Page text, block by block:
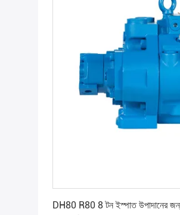
DH80 R80 8 টন ইস্পাত উপাদানের